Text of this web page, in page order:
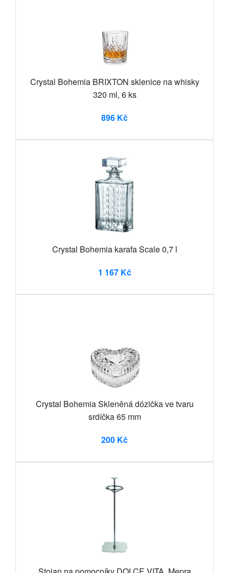
Crystal Bohemia BRIXTON sklenice na whisky
320 ml, 6 ks
896 Kč
Crystal Bohemia karafa Scale 0,7 l
1 167 Kč
Crystal Bohemia Skleněná dózička ve tvaru
srdíčka 65 mm
200 Kč